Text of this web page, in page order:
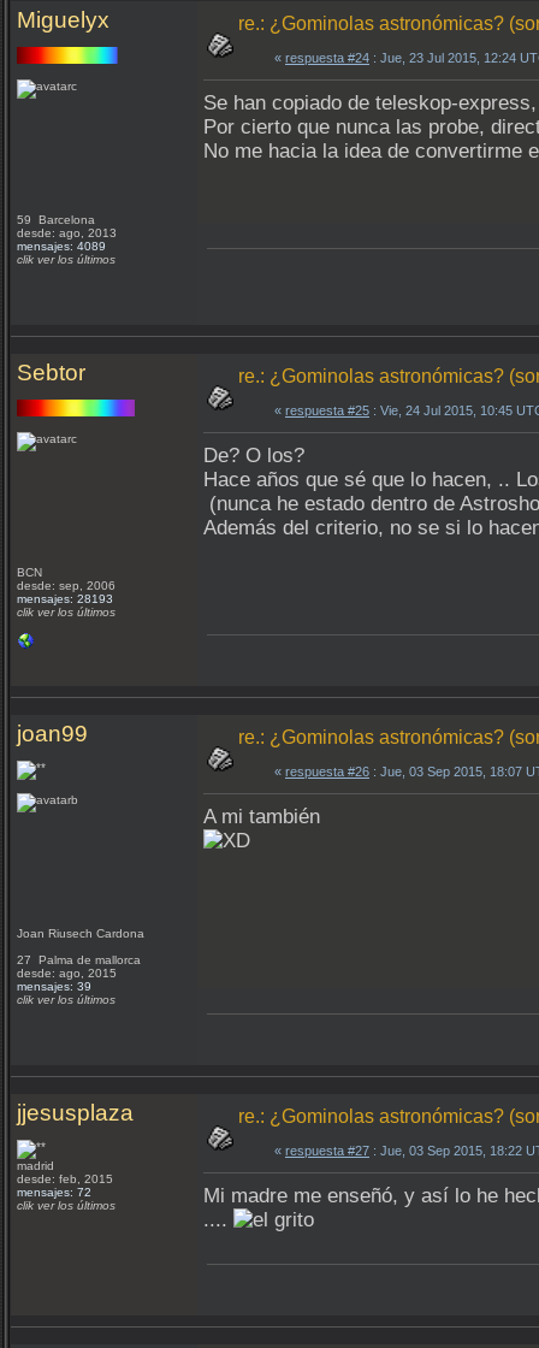
Miguelyx
59 Barcelona
desde: ago, 2013
mensajes: 4089
clik ver los últimos
re.: ¿Gominolas astronómicas?
« respuesta #24 : Jue, 23 Jul 2015, 12:24
Se han copiado de teleskop-
Por cierto que nunca las probe,
No me hacia la idea de convertirme
Sebtor
BCN
desde: sep, 2006
mensajes: 28193
clik ver los últimos
re.: ¿Gominolas astronómicas?
« respuesta #25 : Vie, 24 Jul 2015, 10:45
De? O los?
Hace años que sé que lo hacen, ..
(nunca he estado dentro de
Además del criterio, no se si lo
joan99
Joan Riusech Cardona
27 Palma de mallorca
desde: ago, 2015
mensajes: 39
clik ver los últimos
re.: ¿Gominolas astronómicas?
« respuesta #26 : Jue, 03 Sep 2015, 18:07
A mi también
jjesusplaza
madrid
desde: feb, 2015
mensajes: 72
clik ver los últimos
re.: ¿Gominolas astronómicas?
« respuesta #27 : Jue, 03 Sep 2015, 18:22
Mi madre me enseñó, y así lo he
....